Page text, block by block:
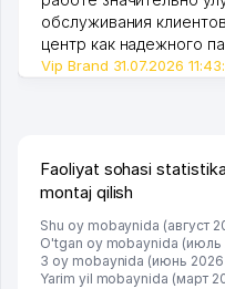
обслуживания
центр как надежного
Vip Brand 31.07.2026
Faoliyat sohasi
montaj qilish
Shu oy mobaynida (август
O'tgan oy mobaynida (июль
3 oy mobaynida (июнь 2026
Yarim yil mobaynida (март